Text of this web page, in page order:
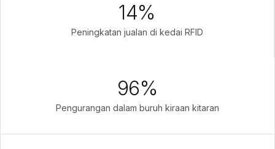
14%
Peningkatan jualan di kedai RFID
96%
Pengurangan dalam buruh kiraan kitaran